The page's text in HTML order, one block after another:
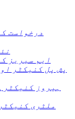
درخواست
ایم سیریز
پش پل کنیکٹر
ہیروز کنیکٹر
ملٹری کنیکٹر